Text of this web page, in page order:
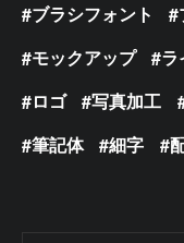
ブラシフォント
モックアップ
ラ
ロゴ
写真加工
筆記体
細字